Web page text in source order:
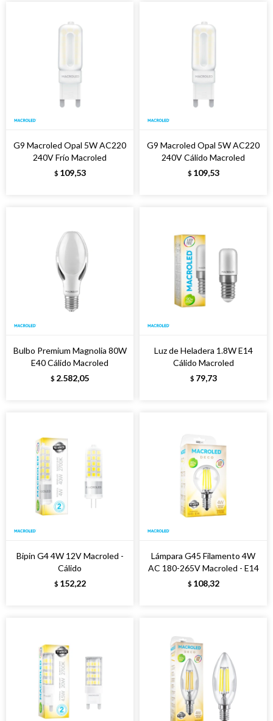
G9 Macroled Opal 5W AC220
240V Frío Macroled
$ 109,53
G9 Macroled Opal 5W AC220
240V Cálido Macroled
$ 109,53
Bulbo Premium Magnolia 80W
E40 Cálido Macroled
$ 2.582,05
Luz de Heladera 1.8W E14
Cálido Macroled
$ 79,73
Bipin G4 4W 12V Macroled -
Cálido
$ 152,22
Lámpara G45 Filamento 4W
AC 180-265V Macroled - E14
$ 108,32